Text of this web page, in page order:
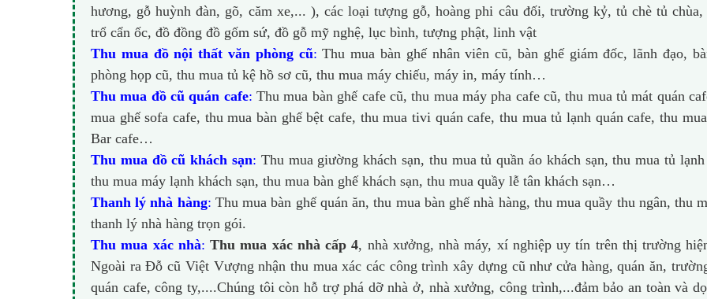
hương, gỗ huỳnh đàn, gõ, căm xe,... ), các loại tượng gỗ, hoàng phi câu đối, trường kỷ, tủ chè tủ chùa,
trổ cẩn ốc, đồ đồng đồ gốm sứ, đồ gỗ mỹ nghệ, lục bình, tượng phật, linh vật
Thu mua đồ nội thất văn phòng cũ: Thu mua bàn ghế nhân viên cũ, bàn ghế giám đốc, lãnh đạo,
phòng họp cũ, thu mua tủ kệ hồ sơ cũ, thu mua máy chiếu, máy in, máy tính…
Thu mua đồ cũ quán cafe: Thu mua bàn ghế cafe cũ, thu mua máy pha cafe cũ, thu mua tủ mát quán
mua ghế sofa cafe, thu mua bàn ghế bệt cafe, thu mua tivi quán cafe, thu mua tủ lạnh quán cafe, thu
Bar cafe…
Thu mua đồ cũ khách sạn: Thu mua giường khách sạn, thu mua tủ quần áo khách sạn, thu mua tủ
thu mua máy lạnh khách sạn, thu mua bàn ghế khách sạn, thu mua quầy lễ tân khách sạn…
Thanh lý nhà hàng: Thu mua bàn ghế quán ăn, thu mua bàn ghế nhà hàng, thu mua quầy thu ngân, thu
thanh lý nhà hàng trọn gói.
Thu mua xác nhà: Thu mua xác nhà cấp 4, nhà xưởng, nhà máy, xí nghiệp uy tín trên thị trường
Ngoài ra Đỗ cũ Việt Vượng nhận thu mua xác các công trình xây dựng cũ như cửa hàng, quán ăn,
quán cafe, công ty,....Chúng tôi còn hỗ trợ phá dỡ nhà ở, nhà xưởng, công trình,...đảm bảo an toàn và